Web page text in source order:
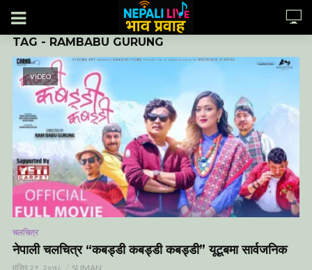
TAG - RAMBABU GURUNG
VIDEO
चलचित्र
नेपाली चलचित्र “कबड्डी कबड्डी कबड्डी” यूटूबमा सार्वजनिक
मंसिर २९, २०७८ SUMAN